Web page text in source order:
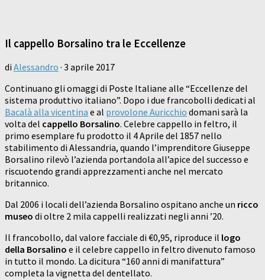
Il cappello Borsalino tra le Eccellenze
di Alessandro · 3 aprile 2017
Continuano gli omaggi di Poste Italiane alle “Eccellenze del
sistema produttivo italiano”. Dopo i due francobolli dedicati al
Bacalà alla vicentina e al provolone Auricchio domani sarà la
volta del cappello Borsalino. Celebre cappello in feltro, il
primo esemplare fu prodotto il 4 Aprile del 1857 nello
stabilimento di Alessandria, quando l’imprenditore Giuseppe
Borsalino rilevò l’azienda portandola all’apice del successo e
riscuotendo grandi apprezzamenti anche nel mercato
britannico.
Dal 2006 i locali dell’azienda Borsalino ospitano anche un ricco
museo di oltre 2 mila cappelli realizzati negli anni ’20.
Il francobollo, dal valore facciale di €0,95, riproduce il logo
della Borsalino e il celebre cappello in feltro divenuto famoso
in tutto il mondo. La dicitura “160 anni di manifattura”
completa la vignetta del dentellato.